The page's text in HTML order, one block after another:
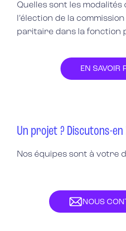
Quelles sont les modalités
l’élection de la
paritaire dans la fonction
EN SAVOIR
Un projet ? Discutons-en
Nos équipes sont à votre
NOUS